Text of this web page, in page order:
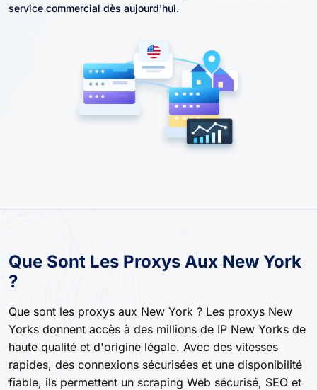
service commercial dès aujourd'hui.
Que Sont Les Proxys Aux New York
?
Que sont les proxys aux New York ? Les proxys New
Yorks donnent accès à des millions de IP New Yorks de
haute qualité et d'origine légale. Avec des vitesses
rapides, des connexions sécurisées et une disponibilité
fiable, ils permettent un scraping Web sécurisé, SEO et